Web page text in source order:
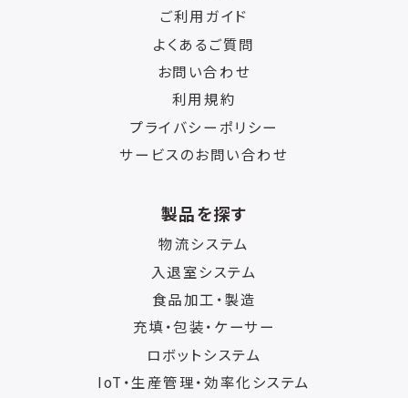
ご利用ガイド
よくあるご質問
お問い合わせ
利用規約
プライバシーポリシー
サービスのお問い合わせ
製品を探す
物流システム
入退室システム
食品加工・製造
充填・包装・ケーサー
ロボットシステム
IoT・生産管理・効率化システム